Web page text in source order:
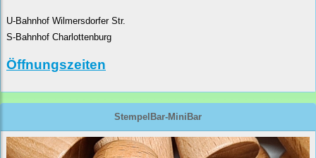
U-Bahnhof Wilmersdorfer Str.
S-Bahnhof Charlottenburg
Öffnungszeiten
StempelBar-MiniBar